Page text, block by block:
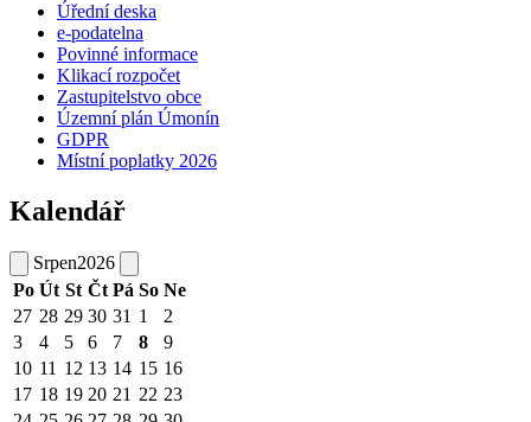
Úřední deska
e-podatelna
Povinné informace
Klikací rozpočet
Zastupitelstvo obce
Územní plán Úmonín
GDPR
Místní poplatky 2026
Kalendář
Srpen2026
Po Út St Čt Pá So Ne
27 28 29 30 31 1
2
3
4 5 6 7 8
9
10 11 12 13 14 15 16
17 18 19 20 21 22 23